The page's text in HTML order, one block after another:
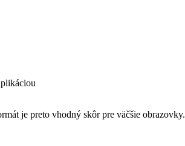
je preto vhodný skôr pre väčšie obrazovky.